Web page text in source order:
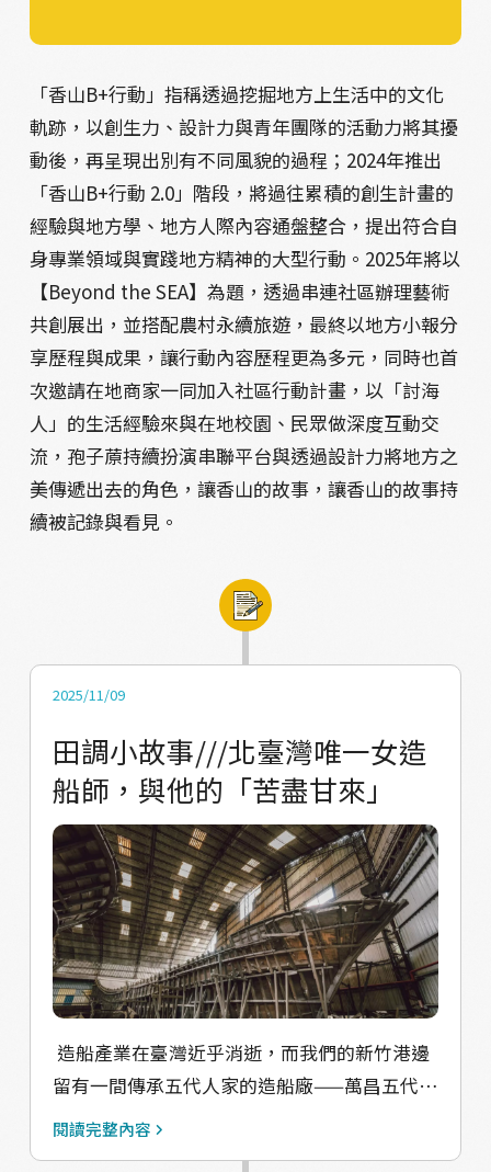
「香山B+行動」指稱透過挖掘地方上生活中的文化
軌跡，以創生力、設計力與青年團隊的活動力將其擾
動後，再呈現出別有不同風貌的過程；2024年推出
「香山B+行動 2.0」階段，將過往累積的創生計畫的
經驗與地方學、地方人際內容通盤整合，提出符合自
身專業領域與實踐地方精神的大型行動。2025年將以
【Beyond the SEA】為題，透過串連社區辦理藝術
共創展出，並搭配農村永續旅遊，最終以地方小報分
享歷程與成果，讓行動內容歷程更為多元，同時也首
次邀請在地商家一同加入社區行動計畫，以「討海
人」的生活經驗來與在地校園、民眾做深度互動交
流，孢子蒝持續扮演串聯平台與透過設計力將地方之
美傳遞出去的角色，讓香山的故事，讓香山的故事持
續被記錄與看見。
2025/11/09
田調小故事///北臺灣唯一女造
船師，與他的「苦盡甘來」
造船產業在臺灣近乎消逝，而我們的新竹港邊
留有一間傳承五代人家的造船廠——萬昌五代造
船，目前由北臺灣唯一的女性造船師——謝慧萍
閱讀完整內容